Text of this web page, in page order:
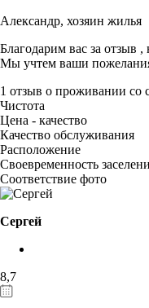
Александр, хозяин жилья
Благодарим вас за отзыв
Мы учтем ваши
1 отзыв о проживании со
Чистота
Цена - качество
Качество обслуживания
Расположение
Своевременность
Соответствие фото
Сергей
8,7